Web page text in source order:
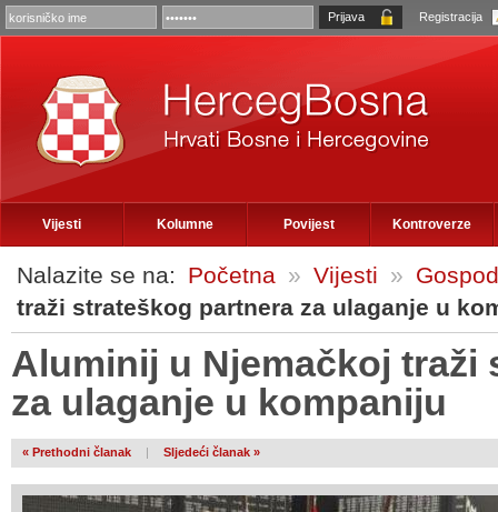
Registracija
Vijesti Kolumne Povijest Kontroverze
Nalazite se na: Početna » Vijesti »
traži strateškog partnera za ulaganje u
Aluminij u Njemačkoj traži
za ulaganje u kompaniju
« Prethodni članak | Sljedeći članak »